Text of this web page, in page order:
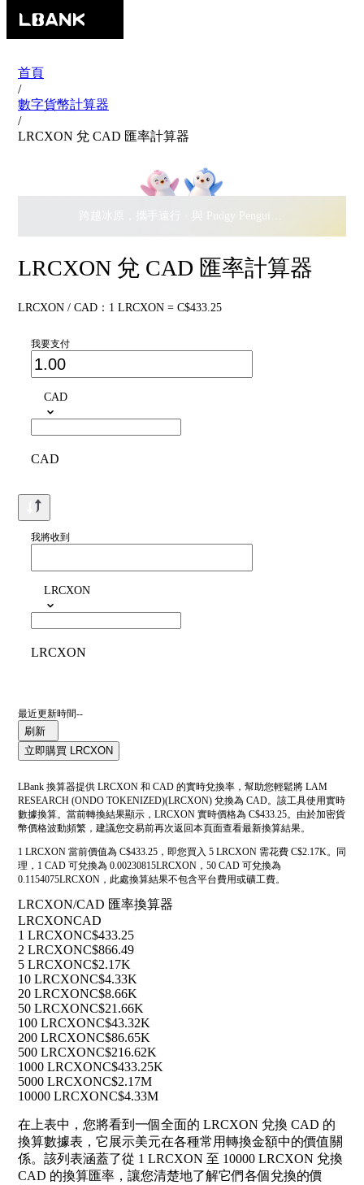
首頁
/
數字貨幣計算器
/
LRCXON 兌 CAD 匯率計算器
跨越冰原，攜手遠行 · 與 Pudgy Penguins 搖擺瓜分
LRCXON 兌 CAD 匯率計算器
LRCXON / CAD：1 LRCXON = C$433.25
我要支付
CAD
CAD
我將收到
LRCXON
LRCXON
最近更新時間--
刷新
立即購買 LRCXON
LBank 換算器提供 LRCXON 和 CAD 的實時兌換率，幫助您輕鬆將 LAM
RESEARCH (ONDO TOKENIZED)(LRCXON) 兌換為 CAD。該工具使用實時
數據換算。當前轉換結果顯示，LRCXON 實時價格為 C$433.25。由於加密貨
幣價格波動頻繁，建議您交易前再次返回本頁面查看最新換算結果。
1 LRCXON 當前價值為 C$433.25，即您買入 5 LRCXON 需花費 C$2.17K。同
理，1 CAD 可兌換為 0.00230815LRCXON，50 CAD 可兌換為
0.1154075LRCXON，此處換算結果不包含平台費用或礦工費。
LRCXON/CAD 匯率換算器
LRCXONCAD
1 LRCXONC$433.25
2 LRCXONC$866.49
5 LRCXONC$2.17K
10 LRCXONC$4.33K
20 LRCXONC$8.66K
50 LRCXONC$21.66K
100 LRCXONC$43.32K
200 LRCXONC$86.65K
500 LRCXONC$216.62K
1000 LRCXONC$433.25K
5000 LRCXONC$2.17M
10000 LRCXONC$4.33M
在上表中，您將看到一個全面的 LRCXON 兌換 CAD 的
換算數據表，它展示美元在各種常用轉換金額中的價值關
係。該列表涵蓋了從 1 LRCXON 至 10000 LRCXON 兌換
CAD 的換算匯率，讓您清楚地了解它們各個兌換的價